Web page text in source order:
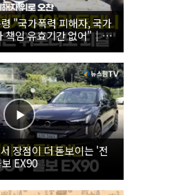
"국가폭력 피해자, 국가
임 유효기간 없어"｜
해자 위로 오찬
장점이 더 돋보이는 '전
EX90